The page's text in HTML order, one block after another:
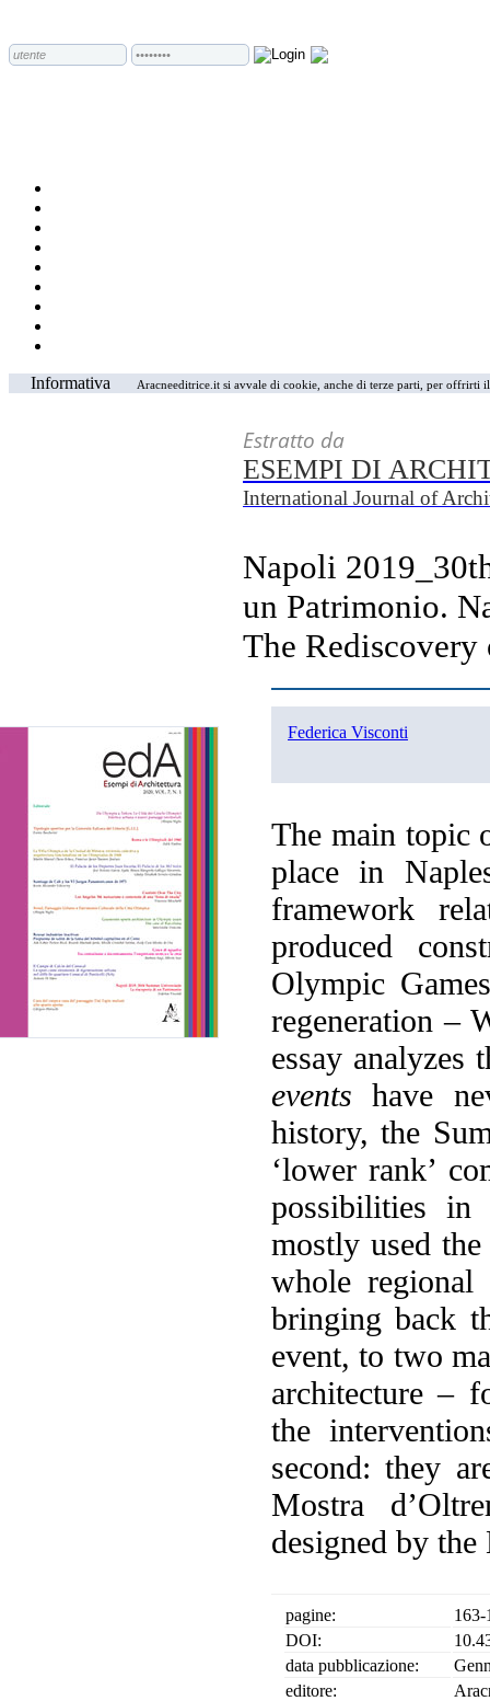
Informativa Aracneeditrice.it si avvale di cookie, anche di terze parti, per
Estratto da
ESEMPI DI
International Journal of
Napoli
un Patrimonio.
The Rediscovery
Federica Visconti
The main topic
place in
framework
produced
Olympic
regeneration –
essay
events have
history, the
‘lower rank’
possibilities
mostly used
whole
bringing back
event, to two
architecture –
the
second: they
Mostra
designed by
pagine:
163-
DOI:
data pubblicazione:
editore: